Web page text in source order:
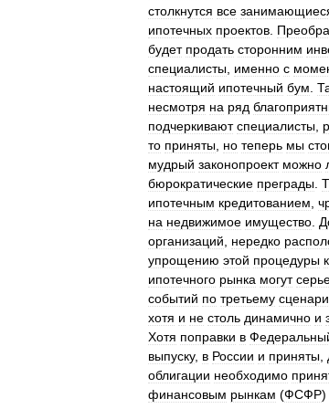
столкнутся все
ипотечных проектов
будет продать сторонним
специалисты именно с
настоящий ипотечный бум
несмотря на ряд
подчеркивают специалисты
то приняты но теперь мы
мудрый законопроект можно
бюрократические преграды
ипотечным кредитованием
на недвижимое имущество
организаций
нередко
упрощению этой процедуры
ипотечного рынка могут
событий по третьему
хотя и не столь динамично и
Хотя поправки в
выпуску, в России и приняты
облигации необходимо
финансовым рынкам (ФСФР)